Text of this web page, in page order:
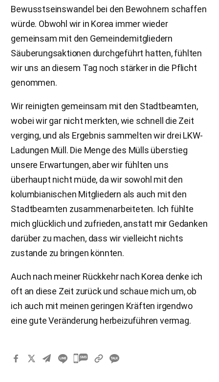
Bewusstseinswandel bei den Bewohnern schaffen
würde. Obwohl wir in Korea immer wieder
gemeinsam mit den Gemeindemitgliedern
Säuberungsaktionen durchgeführt hatten, fühlten
wir uns an diesem Tag noch stärker in die Pflicht
genommen.
Wir reinigten gemeinsam mit den Stadtbeamten,
wobei wir gar nicht merkten, wie schnell die Zeit
verging, und als Ergebnis sammelten wir drei LKW-
Ladungen Müll. Die Menge des Mülls überstieg
unsere Erwartungen, aber wir fühlten uns
überhaupt nicht müde, da wir sowohl mit den
kolumbianischen Mitgliedern als auch mit den
Stadtbeamten zusammenarbeiteten. Ich fühlte
mich glücklich und zufrieden, anstatt mir Gedanken
darüber zu machen, dass wir vielleicht nichts
zustande zu bringen könnten.
Auch nach meiner Rückkehr nach Korea denke ich
oft an diese Zeit zurück und schaue mich um, ob
ich auch mit meinen geringen Kräften irgendwo
eine gute Veränderung herbeizuführen vermag.
카